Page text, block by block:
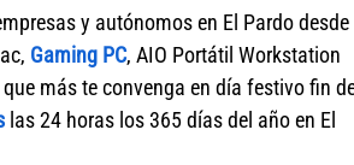
y autónomos en El Pardo desde
Gaming PC, AIO Portátil Workstation
más te convenga en día festivo fin
las 24 horas los 365 días del año en El